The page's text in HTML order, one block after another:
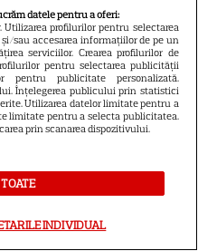
Cosmin Curticăpean,
Cosoi. Afaceri,
povestea de iubire
de peste 10 ani
minte pe mama lui
„American Pie”?
Coolidge, la 64 de ani,
greșeala pe care o
datele pentru a oferi:
Utilizarea profilurilor pentru selectarea
sau accesarea informațiilor de pe un
serviciilor. Crearea profilurilor de
pentru selectarea publicității
pentru publicitate personalizată.
Înțelegerea publicului prin statistici
Utilizarea datelor limitate pentru a
limitate pentru a selecta publicitatea.
prin scanarea dispozitivului.
INDIVIDUAL